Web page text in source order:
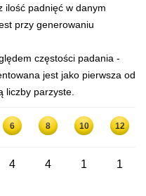
ilość padnięć w danym
przy generowaniu
częstości padania -
jest jako pierwsza od
liczby parzyste.
6 8 10 12
4 4 1 1